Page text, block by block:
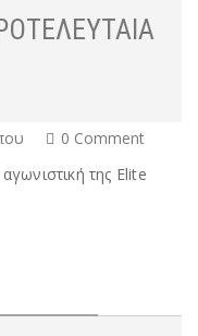
0 Comment
της Elite